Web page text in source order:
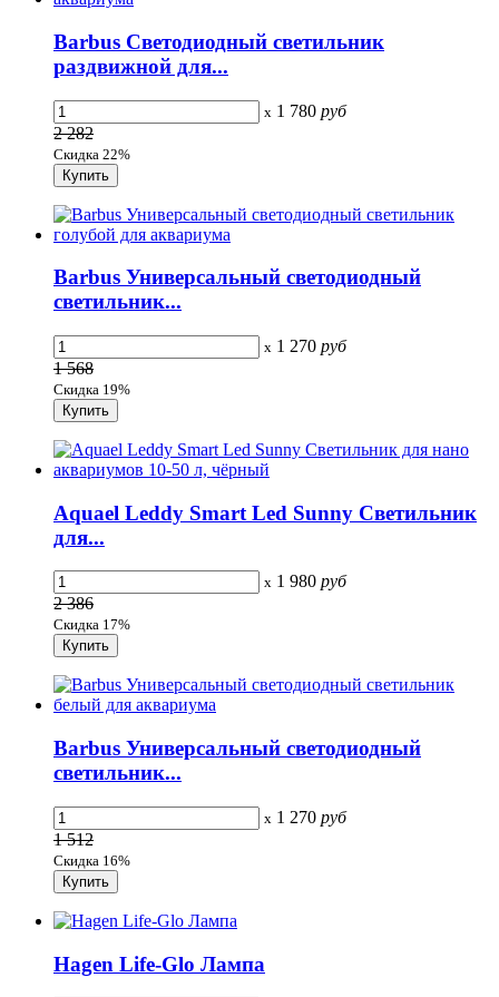
Barbus Cветодиодный светильник
раздвижной для...
x 1 780 руб
2 282
Скидка 22%
Barbus Универсальный светодиодный
светильник...
x 1 270 руб
1 568
Скидка 19%
Aquael Leddy Smart Led Sunny Светильник
для...
x 1 980 руб
2 386
Скидка 17%
Barbus Универсальный светодиодный
светильник...
x 1 270 руб
1 512
Скидка 16%
Hagen Life-Glo Лампа